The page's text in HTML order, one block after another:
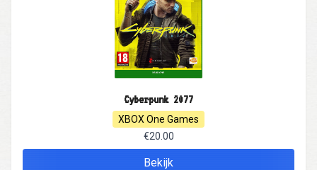
Cyberpunk 2077
XBOX One Games
€20.00
Bekijk